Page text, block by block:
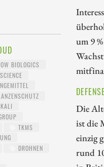
BIOLOGICS
KALI
TKMS
DROHNEN
um 9
Die
ist die
einzig
rund